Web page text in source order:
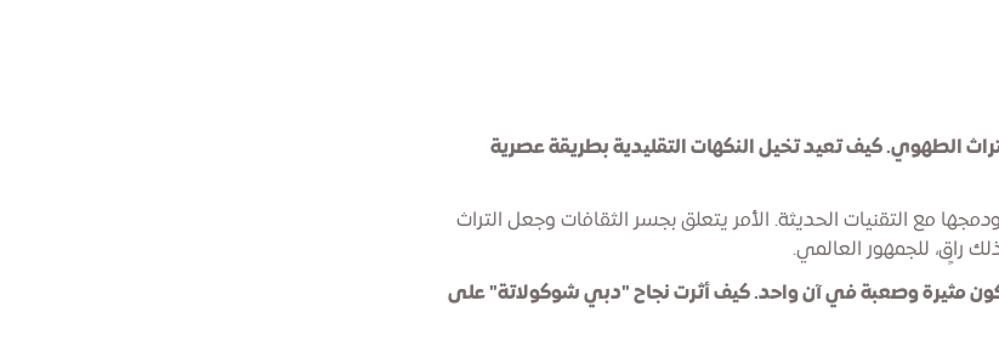
الطهوي. كيف تعيد تخيل النكهات التقليدية بطريقة عصرية
مع التقنيات الحديثة. الأمر يتعلق بجسر الثقافات وجعل التراث
راقٍ، للجمهور العالمي.
مثيرة وصعبة في آن واحد. كيف أثرت نجاح "دبي شوكولاتة" على